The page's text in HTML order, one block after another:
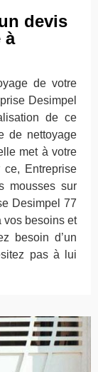
devis
à
de votre
Desimpel
de ce
de nettoyage
met à votre
ce, Entreprise
mousses sur
Desimpel 77
vos besoins et
besoin d’un
pas à lui